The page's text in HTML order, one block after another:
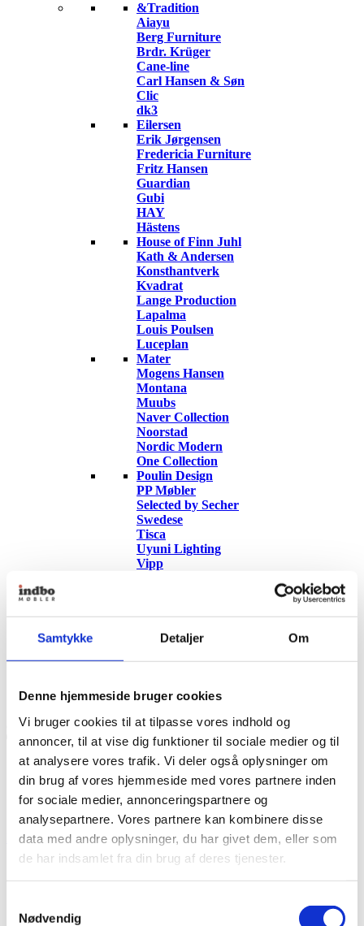
Samtykke Detaljer Om
Denne hjemmeside bruger cookies
Vi bruger cookies til at tilpasse vores indhold og
annoncer, til at vise dig funktioner til sociale medier og til
at analysere vores trafik. Vi deler også oplysninger om
din brug af vores hjemmeside med vores partnere inden
for sociale medier, annonceringspartnere og
analysepartnere. Vores partnere kan kombinere disse
data med andre oplysninger, du har givet dem, eller som
de har indsamlet fra din brug af deres tjenester.
Nødvendig
&Tradition
Aiayu
Berg Furniture
Brdr. Krüger
Cane-line
Carl Hansen & Søn
Clic
dk3
Eilersen
Erik Jørgensen
Fredericia Furniture
Fritz Hansen
Guardian
Gubi
HAY
Hästens
House of Finn Juhl
Kath & Andersen
Konsthantverk
Kvadrat
Lange Production
Lapalma
Louis Poulsen
Luceplan
Mater
Mogens Hansen
Montana
Muubs
Naver Collection
Noorstad
Nordic Modern
One Collection
Poulin Design
PP Møbler
Selected by Secher
Swedese
Tisca
Uyuni Lighting
Vipp
Kontakt
Om Indbo Møbler
Fragtfri levering ved køb over 499,-
4.000 m² møbelinspiration
Products search
Søg
0Kurv
Forside Cane-line Sticks Loungemøbler
Åben filter